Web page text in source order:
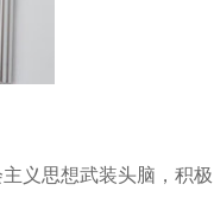
义思想武装头脑，积极